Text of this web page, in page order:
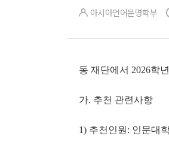
아시아언어문명학부
동 재단에서 2026학
가. 추천 관련사항
1) 추천인원: 인문대